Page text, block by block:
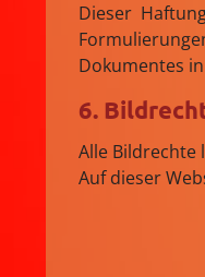
Dieser
Dokumentes
6.
Alle Bildrechte
Auf dieser